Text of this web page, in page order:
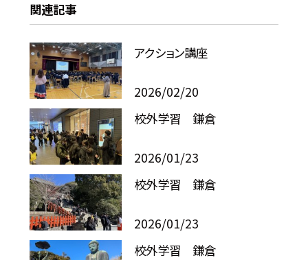
関連記事
アクション講座
2026/02/20
校外学習 鎌倉
2026/01/23
校外学習 鎌倉
2026/01/23
校外学習 鎌倉